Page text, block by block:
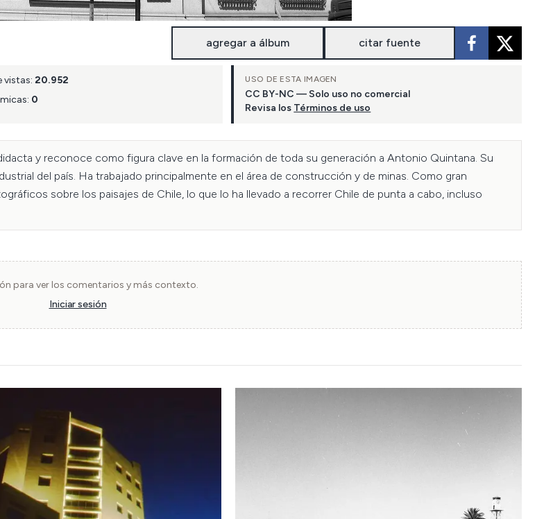
agregar a álbum citar fuente
vistas: 20.952
0
USO DE ESTA IMAGEN
CC BY-NC — Solo uso no comercial
Revisa los Términos de uso
y reconoce como figura clave en la formación de toda su generación a Antonio Quintana. Su
del país. Ha trabajado principalmente en el área de construcción y de minas. Como gran
sobre los paisajes de Chile, lo que lo ha llevado a recorrer Chile de punta a cabo, incluso
para ver los comentarios y más contexto.
Iniciar sesión